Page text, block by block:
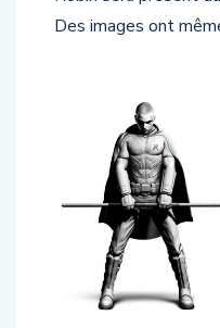
Robin sera présent